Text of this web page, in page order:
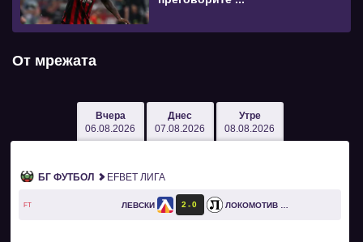
От мрежата
Вчера
06.08.2026
Днес
07.08.2026
Утре
08.08.2026
БГ ФУТБОЛ EFBET ЛИГА
FT ЛЕВСКИ 2 0 ЛОКОМОТИВ ПЛОВДИВ